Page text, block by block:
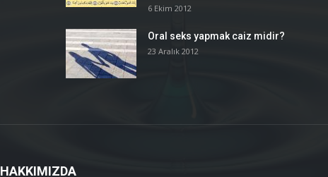
6 Ekim 2012
Oral seks yapmak caiz midir?
23 Aralık 2012
HAKKIMIZDA